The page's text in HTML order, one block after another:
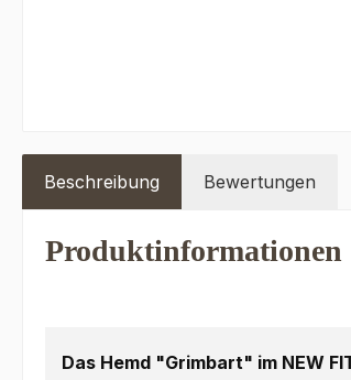
Beschreibung Bewertungen
Das Hemd "Grimbart" im NEW